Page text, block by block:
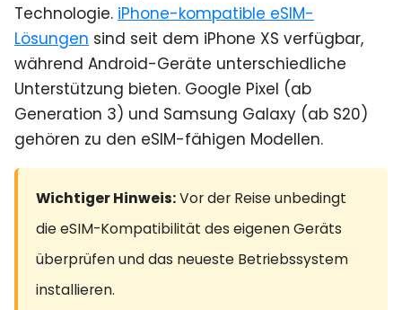
Technologie. iPhone-kompatible eSIM-
Lösungen sind seit dem iPhone XS verfügbar,
während Android-Geräte unterschiedliche
Unterstützung bieten. Google Pixel (ab
Generation 3) und Samsung Galaxy (ab S20)
gehören zu den eSIM-fähigen Modellen.
Wichtiger Hinweis:Vor der Reise unbedingt
die eSIM-Kompatibilität des eigenen Geräts
überprüfen und das neueste Betriebssystem
installieren.